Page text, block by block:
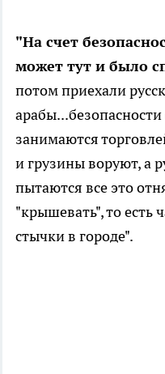
"На счет
может тут и было
потом приехали
занимаются
и грузины воруют, а
пытаются все это
"крышевать", то есть
стычки в городе".